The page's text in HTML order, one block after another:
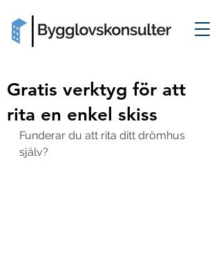
Gratis verktyg för att
rita en enkel skiss
Funderar du att rita ditt drömhus
själv?